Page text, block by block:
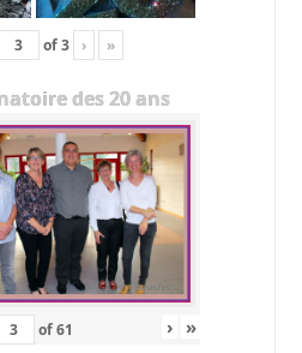
of3 › »
des 20 ans
of61 › »